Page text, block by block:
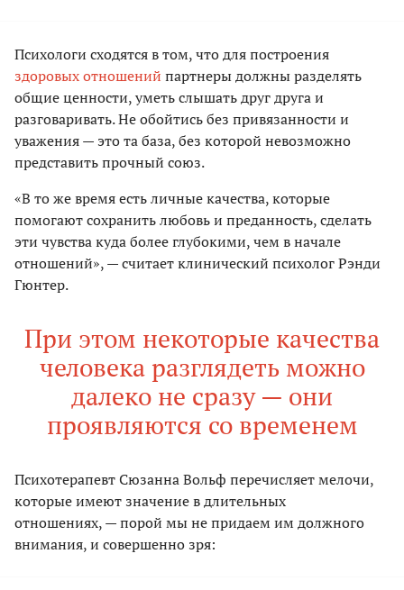
Психологи сходятся в том, что для построения
здоровых отношений партнеры должны разделять
общие ценности, уметь слышать друг друга и
разговаривать. Не обойтись без привязанности и
уважения — это та база, без которой невозможно
представить прочный союз.
«В то же время есть личные качества, которые
помогают сохранить любовь и преданность, сделать
эти чувства куда более глубокими, чем в начале
отношений», — считает клинический психолог Рэнди
Гюнтер.
При этом некоторые качества
человека разглядеть можно
далеко не сразу — они
проявляются со временем
Психотерапевт Сюзанна Вольф перечисляет мелочи,
которые имеют значение в длительных
отношениях, — порой мы не придаем им должного
внимания, и совершенно зря: